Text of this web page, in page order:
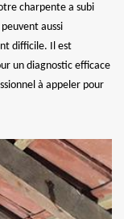
charpente a subi
aussi
difficile. Il est
un diagnostic efficace
à appeler pour